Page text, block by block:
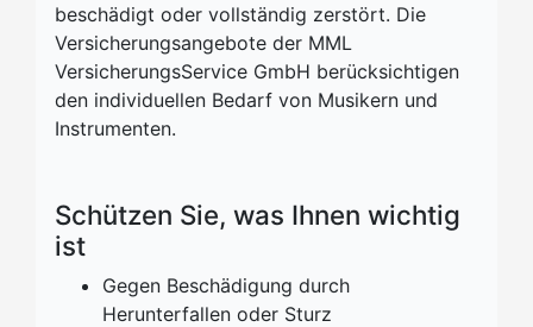
beschädigt oder vollständig zerstört. Die
Versicherungsangebote der MML
VersicherungsService GmbH berücksichtigen
den individuellen Bedarf von Musikern und
Instrumenten.
Schützen Sie, was Ihnen wichtig
ist
Gegen Beschädigung durch
Herunterfallen oder Sturz